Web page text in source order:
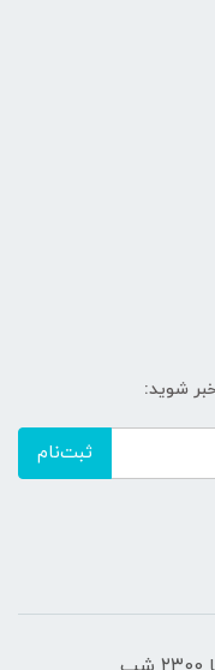
شوید:
ثبت‌نام